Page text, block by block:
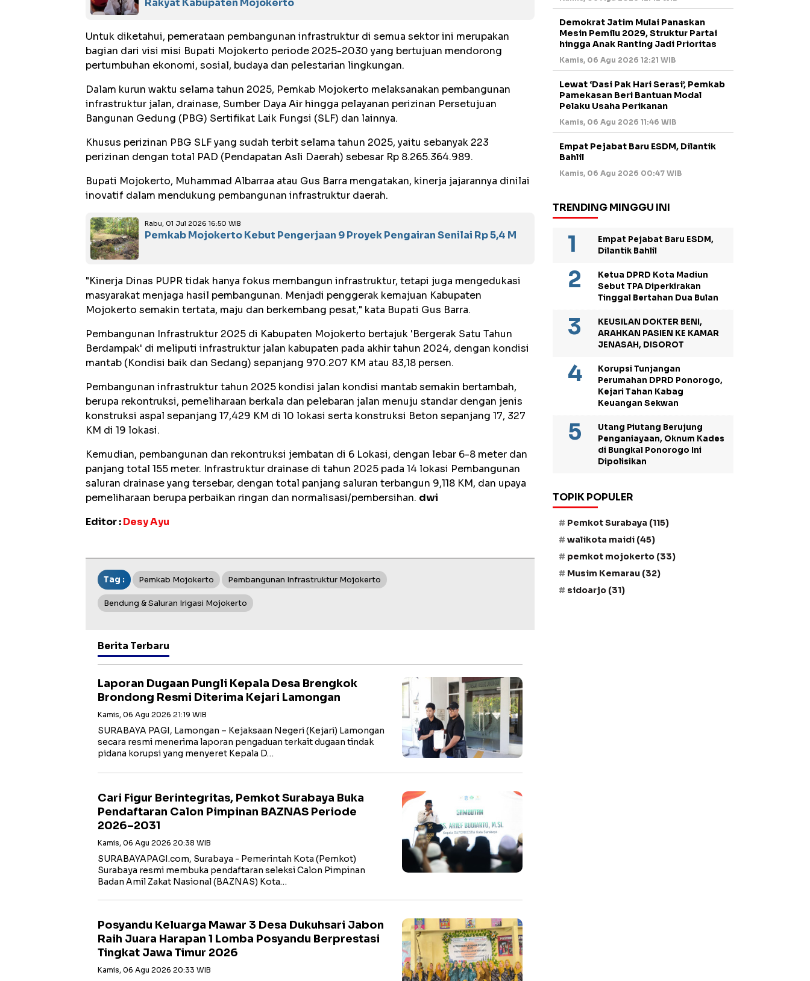
Rakyat Kabupaten Mojokerto
Untuk diketahui, pemerataan pembangunan infrastruktur di semua sektor ini merupakan
bagian dari visi misi Bupati Mojokerto periode 2025-2030 yang bertujuan mendorong
pertumbuhan ekonomi, sosial, budaya dan pelestarian lingkungan.
Dalam kurun waktu selama tahun 2025, Pemkab Mojokerto melaksanakan pembangunan
infrastruktur jalan, drainase, Sumber Daya Air hingga pelayanan perizinan Persetujuan
Bangunan Gedung (PBG) Sertifikat Laik Fungsi (SLF) dan lainnya.
Khusus perizinan PBG SLF yang sudah terbit selama tahun 2025, yaitu sebanyak 223
perizinan dengan total PAD (Pendapatan Asli Daerah) sebesar Rp 8.265.364.989.
Bupati Mojokerto, Muhammad Albarraa atau Gus Barra mengatakan, kinerja jajarannya dinilai
inovatif dalam mendukung pembangunan infrastruktur daerah.
Rabu, 01 Jul 2026 16:50 WIB
Pemkab Mojokerto Kebut Pengerjaan 9 Proyek Pengairan Senilai Rp 5,4 M
"Kinerja Dinas PUPR tidak hanya fokus membangun infrastruktur, tetapi juga mengedukasi
masyarakat menjaga hasil pembangunan. Menjadi penggerak kemajuan Kabupaten
Mojokerto semakin tertata, maju dan berkembang pesat," kata Bupati Gus Barra.
Pembangunan Infrastruktur 2025 di Kabupaten Mojokerto bertajuk 'Bergerak Satu Tahun
Berdampak' di meliputi infrastruktur jalan kabupaten pada akhir tahun 2024, dengan kondisi
mantab (Kondisi baik dan Sedang) sepanjang 970.207 KM atau 83,18 persen.
Pembangunan infrastruktur tahun 2025 kondisi jalan kondisi mantab semakin bertambah,
berupa rekontruksi, pemeliharaan berkala dan pelebaran jalan menuju standar dengan jenis
konstruksi aspal sepanjang 17,429 KM di 10 lokasi serta konstruksi Beton sepanjang 17, 327
KM di 19 lokasi.
Kemudian, pembangunan dan rekontruksi jembatan di 6 Lokasi, dengan lebar 6-8 meter dan
panjang total 155 meter. Infrastruktur drainase di tahun 2025 pada 14 lokasi Pembangunan
saluran drainase yang tersebar, dengan total panjang saluran terbangun 9,118 KM, dan upaya
pemeliharaan berupa perbaikan ringan dan normalisasi/pembersihan. dwi
Editor :Desy Ayu
Tag : Pemkab Mojokerto Pembangunan Infrastruktur Mojokerto
Bendung & Saluran Irigasi Mojokerto
Berita Terbaru
Laporan Dugaan Pungli Kepala Desa Brengkok
Brondong Resmi Diterima Kejari Lamongan
Kamis, 06 Agu 2026 21:19 WIB
SURABAYA PAGI, Lamongan – Kejaksaan Negeri (Kejari) Lamongan
secara resmi menerima laporan pengaduan terkait dugaan tindak
pidana korupsi yang menyeret Kepala D…
Cari Figur Berintegritas, Pemkot Surabaya Buka
Pendaftaran Calon Pimpinan BAZNAS Periode
2026–2031
Kamis, 06 Agu 2026 20:38 WIB
SURABAYAPAGI.com, Surabaya - Pemerintah Kota (Pemkot)
Surabaya resmi membuka pendaftaran seleksi Calon Pimpinan
Badan Amil Zakat Nasional (BAZNAS) Kota…
Posyandu Keluarga Mawar 3 Desa Dukuhsari Jabon
Raih Juara Harapan 1 Lomba Posyandu Berprestasi
Tingkat Jawa Timur 2026
Kamis, 06 Agu 2026 20:33 WIB
Demokrat Jatim Mulai Panaskan
Mesin Pemilu 2029, Struktur Partai
hingga Anak Ranting Jadi Prioritas
Kamis, 06 Agu 2026 12:21 WIB
Lewat ‘Dasi Pak Hari Serasi’, Pemkab
Pamekasan Beri Bantuan Modal
Pelaku Usaha Perikanan
Kamis, 06 Agu 2026 11:46 WIB
Empat Pejabat Baru ESDM, Dilantik
Bahlil
Kamis, 06 Agu 2026 00:47 WIB
TRENDING MINGGU INI
Empat Pejabat Baru ESDM,
Dilantik Bahlil
Ketua DPRD Kota Madiun
Sebut TPA Diperkirakan
Tinggal Bertahan Dua Bulan
KEUSILAN DOKTER BENI,
ARAHKAN PASIEN KE KAMAR
JENASAH, DISOROT
Korupsi Tunjangan
Perumahan DPRD Ponorogo,
Kejari Tahan Kabag
Keuangan Sekwan
Utang Piutang Berujung
Penganiayaan, Oknum Kades
di Bungkal Ponorogo Ini
Dipolisikan
TOPIK POPULER
Pemkot Surabaya (115)
walikota maidi (45)
pemkot mojokerto (33)
Musim Kemarau (32)
sidoarjo (31)